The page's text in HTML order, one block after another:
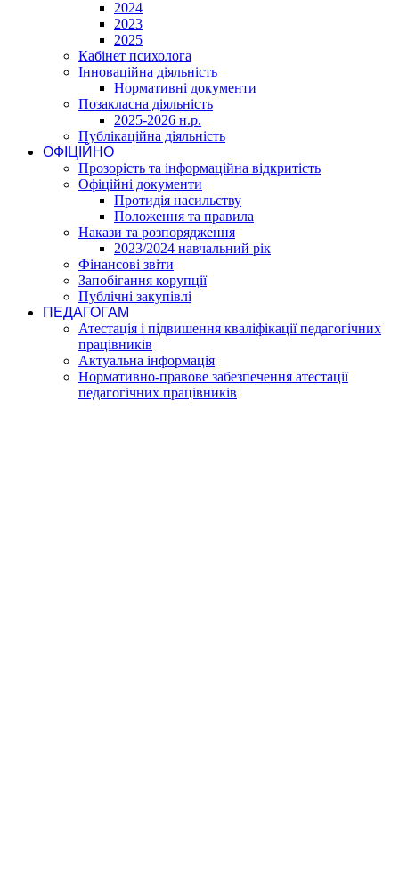
2024
2023
2025
Кабінет психолога
Інноваційна діяльність
Нормативні документи
Позакласна діяльність
2025-2026 н.р.
Публікаційна діяльність
ОФІЦІЙНО
Прозорість та інформаційна відкритість
Офіційні документи
Протидія насильству
Положення та правила
Накази та розпорядження
2023/2024 навчальний рік
Фінансові звіти
Запобігання корупції
Публічні закупівлі
ПЕДАГОГАМ
Атестація і підвишення кваліфікації педагогічних
працівників
Актуальна інформація
Нормативно-правове забезпечення атестації
педагогічних працівників